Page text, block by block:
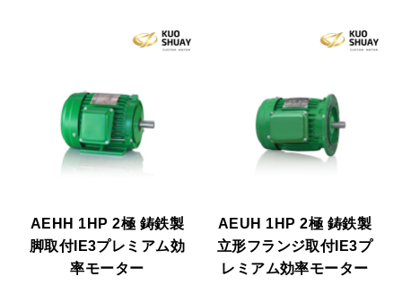
AEHH 1HP 2極 鋳鉄製
脚取付IE3プレミアム効
率モーター
AEUH 1HP 2極 鋳鉄製
立形フランジ取付IE3プ
レミアム効率モーター